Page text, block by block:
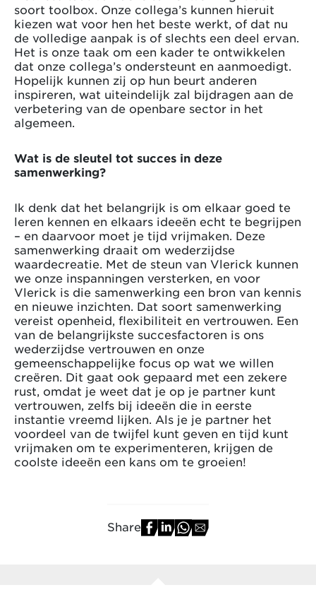
soort toolbox. Onze collega’s kunnen hieruit
kiezen wat voor hen het beste werkt, of dat nu
de volledige aanpak is of slechts een deel ervan.
Het is onze taak om een kader te ontwikkelen
dat onze collega’s ondersteunt en aanmoedigt.
Hopelijk kunnen zij op hun beurt anderen
inspireren, wat uiteindelijk zal bijdragen aan de
verbetering van de openbare sector in het
algemeen.
Wat is de sleutel tot succes in deze
samenwerking?
Ik denk dat het belangrijk is om elkaar goed te
leren kennen en elkaars ideeën echt te begrijpen
– en daarvoor moet je tijd vrijmaken. Deze
samenwerking draait om wederzijdse
waardecreatie. Met de steun van Vlerick kunnen
we onze inspanningen versterken, en voor
Vlerick is die samenwerking een bron van kennis
en nieuwe inzichten. Dat soort samenwerking
vereist openheid, flexibiliteit en vertrouwen. Een
van de belangrijkste succesfactoren is ons
wederzijdse vertrouwen en onze
gemeenschappelijke focus op wat we willen
creëren. Dit gaat ook gepaard met een zekere
rust, omdat je weet dat je op je partner kunt
vertrouwen, zelfs bij ideeën die in eerste
instantie vreemd lijken. Als je je partner het
voordeel van de twijfel kunt geven en tijd kunt
vrijmaken om te experimenteren, krijgen de
coolste ideeën een kans om te groeien!
Share